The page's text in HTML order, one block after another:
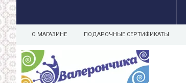
О МАГАЗИНЕ ПОДАРОЧНЫЕ СЕРТИФИКАТЫ